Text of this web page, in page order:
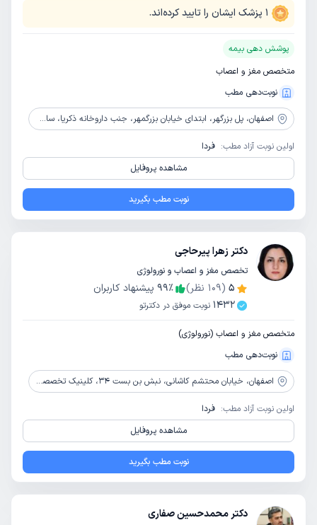
1 پزشک ایشان را تایید کرده‌اند.
پوشش دهی بیمه
متخصص مغز و اعصاب
نوبت‌دهی مطب
اصفهان، پل بزرگهر، ابتدای خیابان بزرگمهر، جنب داروخانه ذکریا، ساختمان 152، طبقه اول
اولین نوبت آزاد مطب: فردا
مشاهده پروفایل
نوبت مطب بگیرید
دکتر زهرا پیرحاجی
تخصص مغز و اعصاب و نورولوژی
5
(
109 نظر) 99٪
پیشنهاد کاربران
1432 نوبت موفق در دکترتو
متخصص مغز و اعصاب (نورولوژی)
نوبت‌دهی مطب
اصفهان، خیابان محتشم کاشانی، نبش بن بست 34، کلینیک تخصصی مغز و اعصاب نورون
اولین نوبت آزاد مطب: فردا
مشاهده پروفایل
نوبت مطب بگیرید
دکتر محمدحسین صفاری